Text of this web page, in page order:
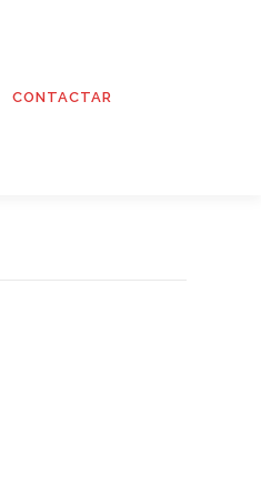
CONTACTAR